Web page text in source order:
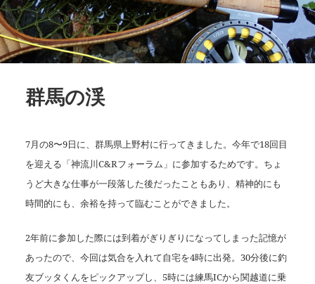
群馬の渓
7月の8〜9日に、群馬県上野村に行ってきました。今年で18回目
を迎える「神流川C&Rフォーラム」に参加するためです。ちょ
うど大きな仕事が一段落した後だったこともあり、精神的にも
時間的にも、余裕を持って臨むことができました。
2年前に参加した際には到着がぎりぎりになってしまった記憶が
あったので、今回は気合を入れて自宅を4時に出発。30分後に釣
友ブッタくんをピックアップし、5時には練馬ICから関越道に乗